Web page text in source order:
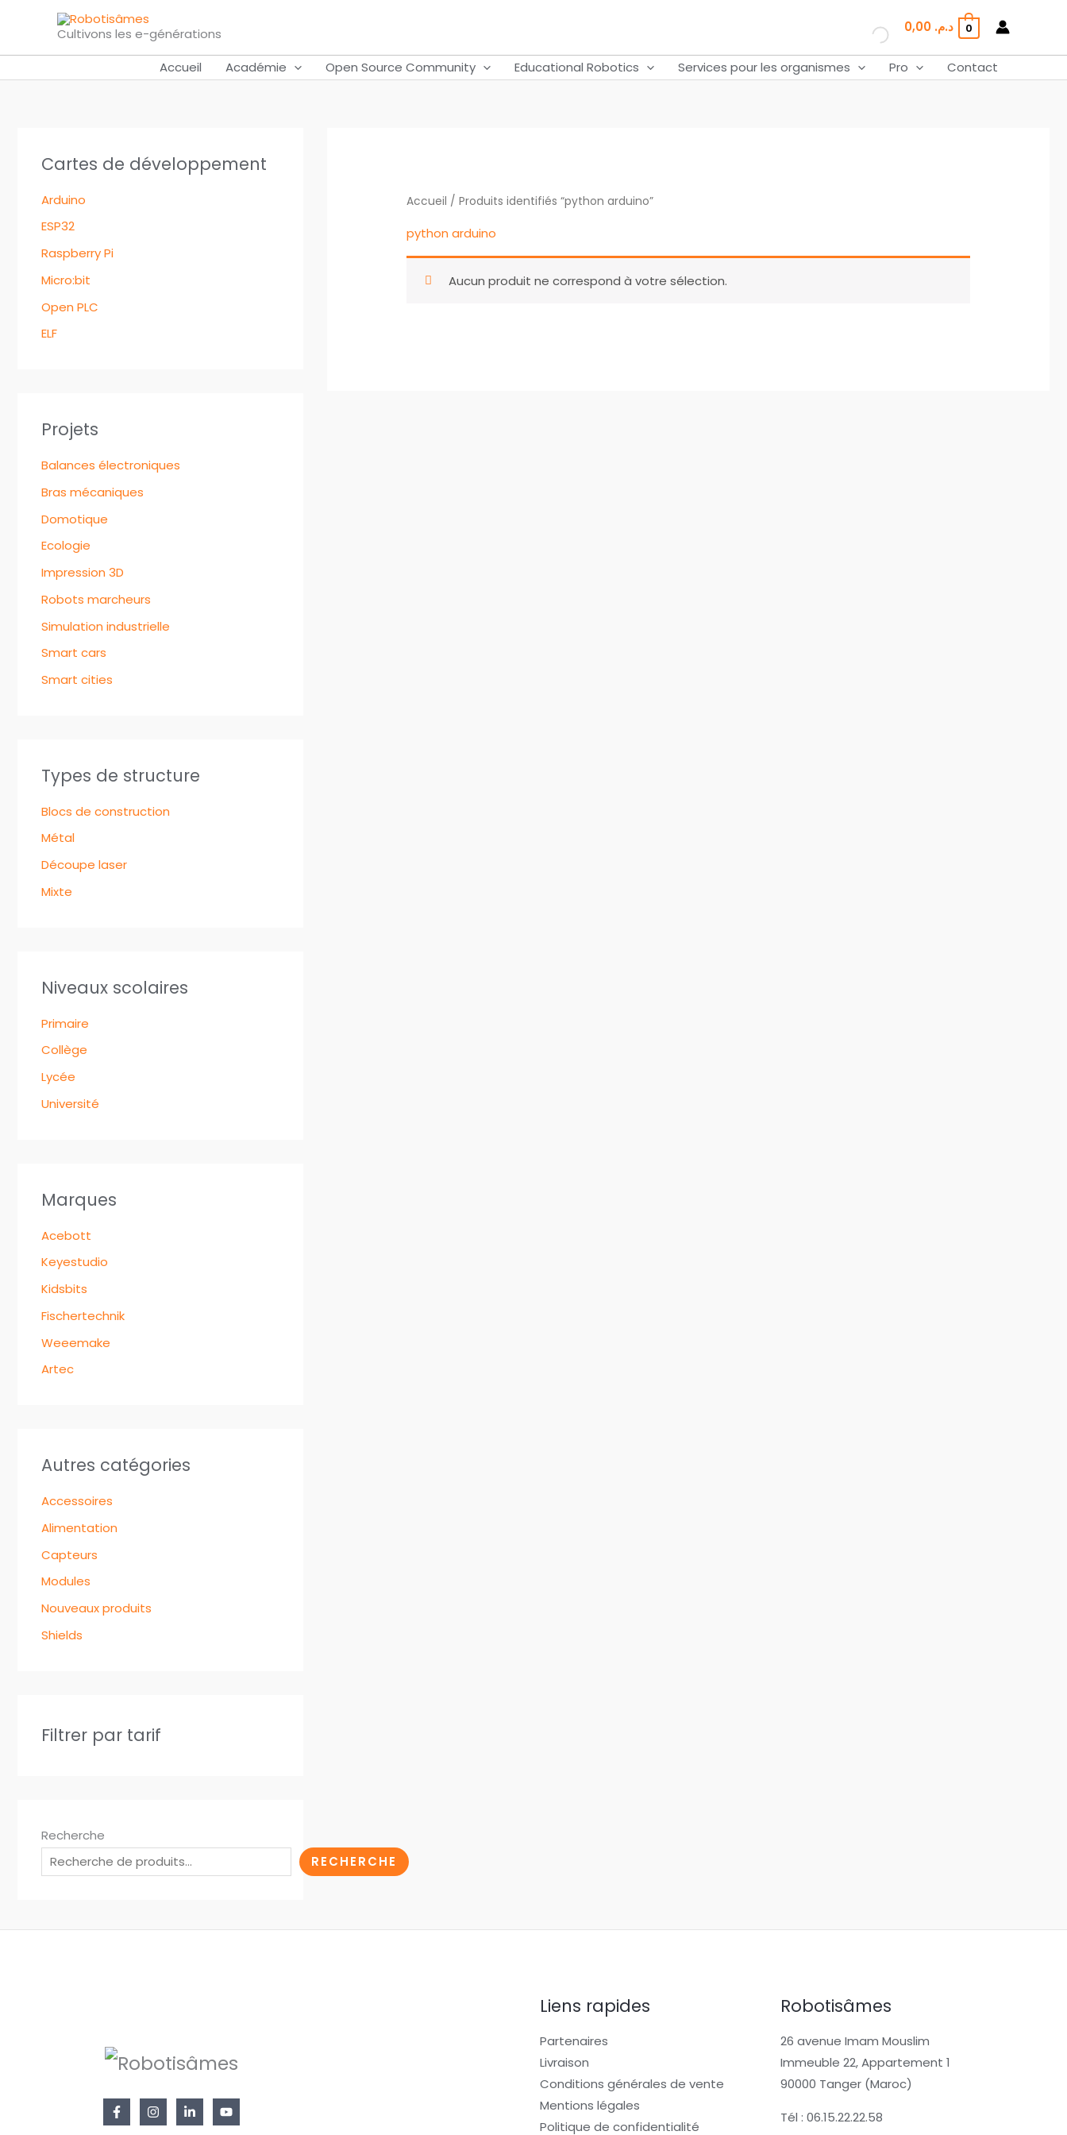
contenu
Cultivons les e-générations د.م. 0,00 0
Accueil Académie Open Source Community Educational Robotics Services pour les organismes Pro Contact
Cartes de développement
Arduino
ESP32
Raspberry Pi
Micro:bit
Open PLC
ELF
Projets
Balances électroniques
Bras mécaniques
Domotique
Ecologie
Impression 3D
Robots marcheurs
Simulation industrielle
Smart cars
Smart cities
Types de structure
Blocs de construction
Métal
Découpe laser
Mixte
Niveaux scolaires
Primaire
Collège
Lycée
Université
Marques
Acebott
Keyestudio
Kidsbits
Fischertechnik
Weeemake
Artec
Autres catégories
Accessoires
Alimentation
Capteurs
Modules
Nouveaux produits
Shields
Filtrer par tarif
Recherche
RECHERCHE
Accueil / Produits identifiés “python arduino”
python arduino
Aucun produit ne correspond à votre sélection.
Liens rapides
Partenaires
Livraison
Conditions générales de vente
Mentions légales
Politique de confidentialité
Robotisâmes
26 avenue Imam Mouslim
Immeuble 22, Appartement 1
90000 Tanger (Maroc)
Tél : 06.15.22.22.58